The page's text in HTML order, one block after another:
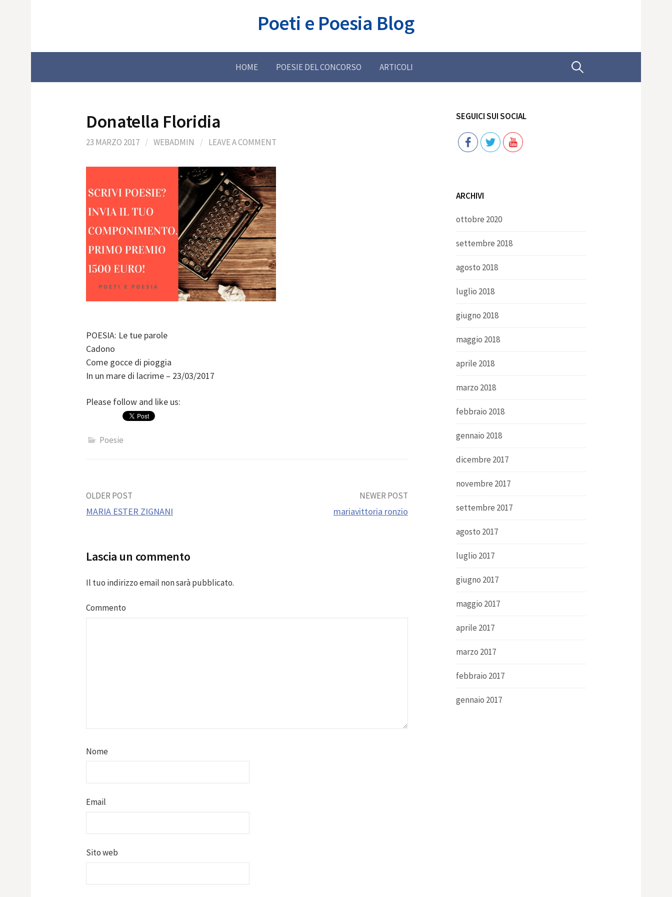
Poeti e Poesia Blog
HOME POESIE DEL CONCORSO ARTICOLI Ricerca
Donatella Floridia
23 MARZO 2017 / WEBADMIN / LEAVE A COMMENT
POESIA: Le tue parole
Cadono
Come gocce di pioggia
In un mare di lacrime – 23/03/2017
Please follow and like us:
Poesie
Post
OLDER POST
MARIA ESTER ZIGNANI
NEWER POST
mariavittoria ronzio
Lascia un commento
Il tuo indirizzo email non sarà pubblicato.
Commento
Nome
Email
Sito web
SEGUICI SUI SOCIAL
Follow
ARCHIVI
ottobre 2020
settembre 2018
agosto 2018
luglio 2018
giugno 2018
maggio 2018
aprile 2018
marzo 2018
febbraio 2018
gennaio 2018
dicembre 2017
novembre 2017
settembre 2017
agosto 2017
luglio 2017
giugno 2017
maggio 2017
aprile 2017
marzo 2017
febbraio 2017
gennaio 2017